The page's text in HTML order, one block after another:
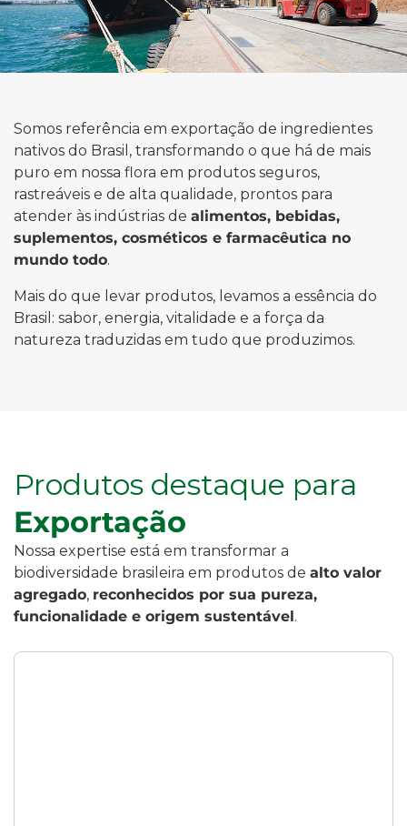
Somos referência em exportação de ingredientes
nativos do Brasil, transformando o que há de mais
puro em nossa flora em produtos seguros,
rastreáveis e de alta qualidade, prontos para
atender às indústrias de alimentos, bebidas,
suplementos, cosméticos e farmacêutica no
mundo todo.
Mais do que levar produtos, levamos a essência do
Brasil: sabor, energia, vitalidade e a força da
natureza traduzidas em tudo que produzimos.
Produtos destaque para
Exportação
Nossa expertise está em transformar a
biodiversidade brasileira em produtos de alto valor
agregado, reconhecidos por sua pureza,
funcionalidade e origem sustentável.